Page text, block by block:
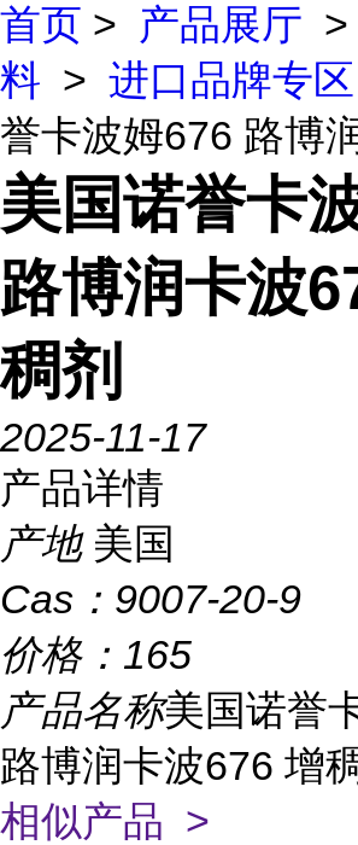
首页 > 产品展厅 >
料 > 进口品牌专区
誉卡波姆676 路博
美国诺誉卡
路博润卡波
稠剂
2025-11-17
产品详情
产地 美国
Cas： 9007-20-9
价格： 165
产品名称美国诺誉
路博润卡波676 增
相似产品 >